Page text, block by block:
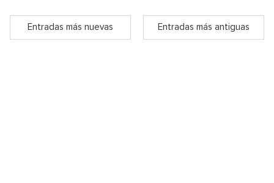
Entradas más nuevas Entradas más antiguas